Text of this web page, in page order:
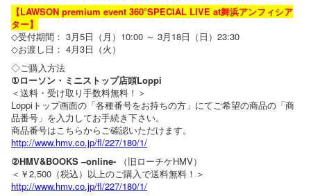
【LAWSON premium event 360°SPECIAL LIVE at舞浜アンフィシア
ター】
◇受付期間： 3月5日（月）10:00 ～ 3月18日（日）23:30
◇お渡し日： 4月3日（火）
◇ご購入方法
①ローソン・ミニストップ店頭Loppi
＜送料・受け取り手数料無料！＞
Loppiトップ画面の「各種番号をお持ちの方」にてご希望の商品の「商
品番号」を入力してお手続き下さい。
商品番号はこちらからご確認いただけます。
http://www.hmv.co.jp/fl/227/180/1/
②HMV&BOOKS –online- （旧ローチケHMV）
＜￥2,500（税込）以上のご購入で送料無料！＞
http://www.hmv.co.jp/fl/227/180/1/